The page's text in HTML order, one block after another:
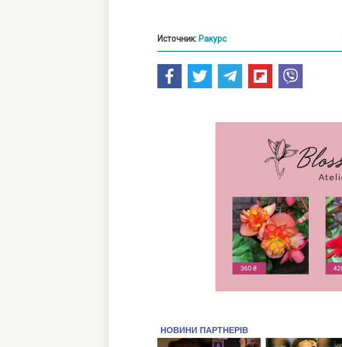
Источник: Ракурс